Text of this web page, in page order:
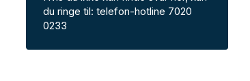
du ringe til: telefon-hotline 7020
0233